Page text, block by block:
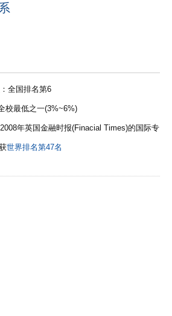
全国排名第6
校最低之一(3%~6%)
2008年英国金融时报(Finacial Times)的国际专
世界排名第47名